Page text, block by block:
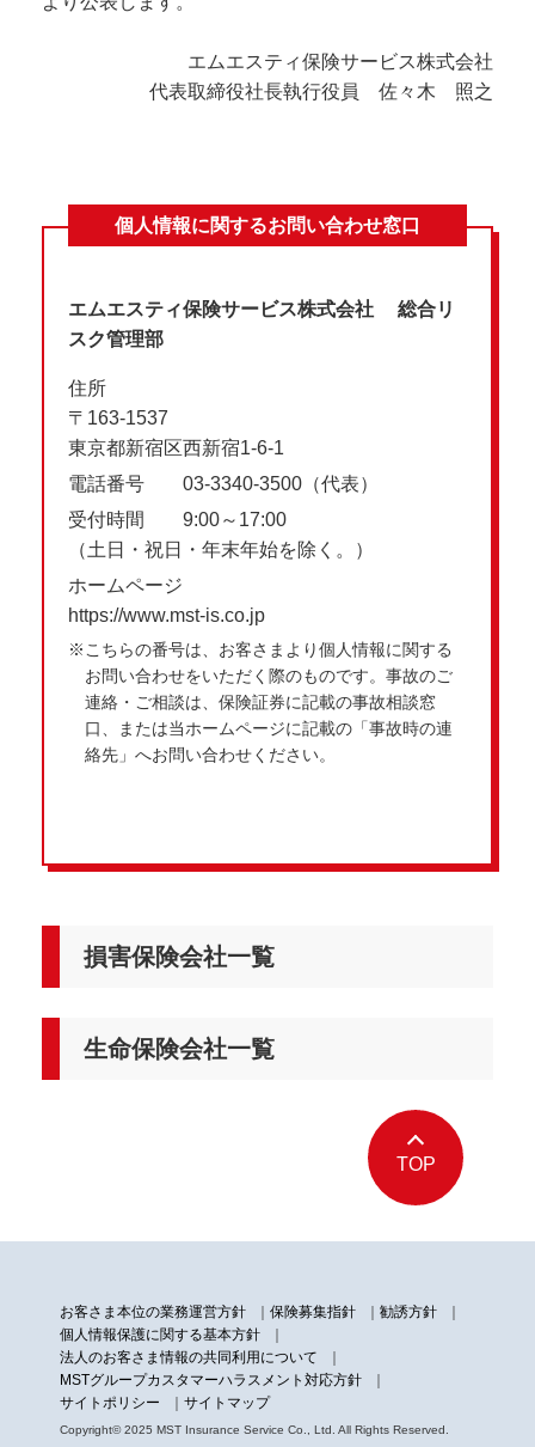
エムエスティ保険サービス株式会社
代表取締役社長執行役員 佐々木 照之
個人情報に関するお問い合わせ窓口
エムエスティ保険サービス株式会社 総合リ
スク管理部
住所
〒163-1537
東京都新宿区西新宿1-6-1
電話番号 03-3340-3500（代表）
受付時間 9:00～17:00
（土日・祝日・年末年始を除く。）
ホームページ
https://www.mst-is.co.jp
※こちらの番号は、お客さまより個人情報に関する
お問い合わせをいただく際のものです。事故のご
連絡・ご相談は、保険証券に記載の事故相談窓
口、または当ホームページに記載の「事故時の連
絡先」へお問い合わせください。
損害保険会社一覧
生命保険会社一覧
TOP
お客さま本位の業務運営方針 保険募集指針
勧誘方針
個人情報保護に関する基本方針
法人のお客さま情報の共同利用について
MSTグループカスタマーハラスメント対応方針
サイトポリシー
サイトマップ
Copyright© 2025 MST Insurance Service Co., Ltd. All Rights Reserved.